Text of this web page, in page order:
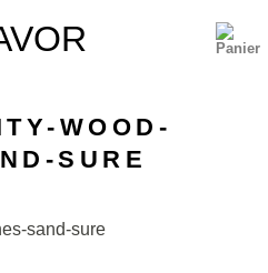
WOOD-
SURE